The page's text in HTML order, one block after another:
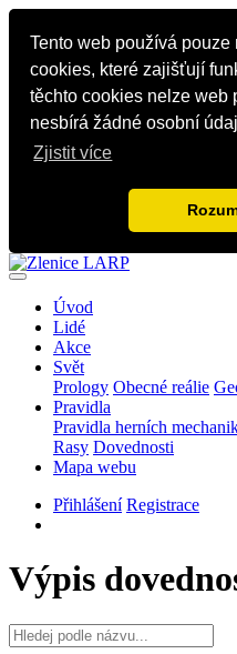
Tento web používá pouze
cookies, které zajišťují
těchto cookies nelze web
nesbírá žádné osobní
Zjistit více
Úvod
Lidé
Akce
Svět
Prology Obecné reálie
Pravidla
Pravidla herních
Rasy Dovednosti
Mapa webu
Přihlášení Registrace
Výpis